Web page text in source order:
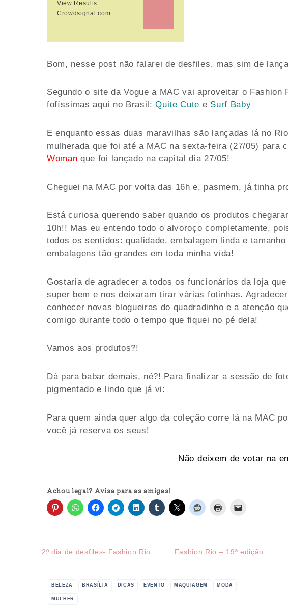
View Results
Crowdsignal.com
Bom, nesse post não falarei de desfiles, mas sim de
Segundo o site da Vogue a MAC vai aproveitar o Fashion
fofíssimas aqui no Brasil:Quite Cute e Surf Baby
E enquanto essas duas maravilhas são lançadas lá no
mulherada que foi até a MAC na sexta-feira (27/05) para
Woman que foi lançado na capital dia 27/05!
Cheguei na MAC por volta das 16h e, pasmem, já tinha
Está curiosa querendo saber quando os produtos
10h!! Mas eu entendo todo o alvoroço completamente,
todos os sentidos: qualidade, embalagem linda e
embalagens tão grandes em toda minha vida!
Gostaria de agradecer a todos os funcionários da loja
super bem e nos deixaram tirar várias fotinhas.
conhecer novas blogueiras do quadradinho e a atenção
comigo durante todo o tempo que fiquei no pé dela!
Vamos aos produtos?!
Dá para babar demais, né?! Para finalizar a sessão de
pigmentado e lindo que já vi:
Para quem ainda quer algo da coleção corre lá na MAC
você já reserva os seus!
Não deixem de votar na
Achou legal? Avisa para as amigas!
2º dia de desfiles- Fashion Rio Fashion Rio – 19ª edição
BELEZA BRASÍLIA DICAS EVENTO MAQUIAGEM MODA
MULHER